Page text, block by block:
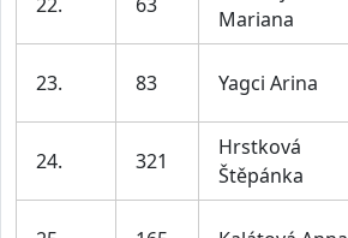
Mariana
23. 83 Yagci Arina
24. 321
Hrstková
Štěpánka